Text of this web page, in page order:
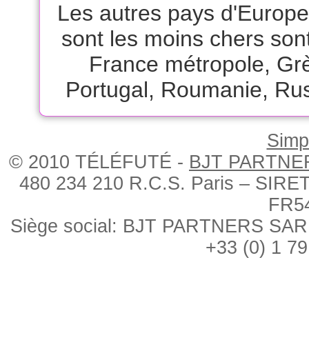
Les autres pays
sont les moins chers
France métropole,
Portugal, Roumanie,
© 2010 TÉLÉFUTÉ - BJT
480 234 210 R.C.S. Paris –
Siège social: BJT PARTNERS
+33 (0) 1